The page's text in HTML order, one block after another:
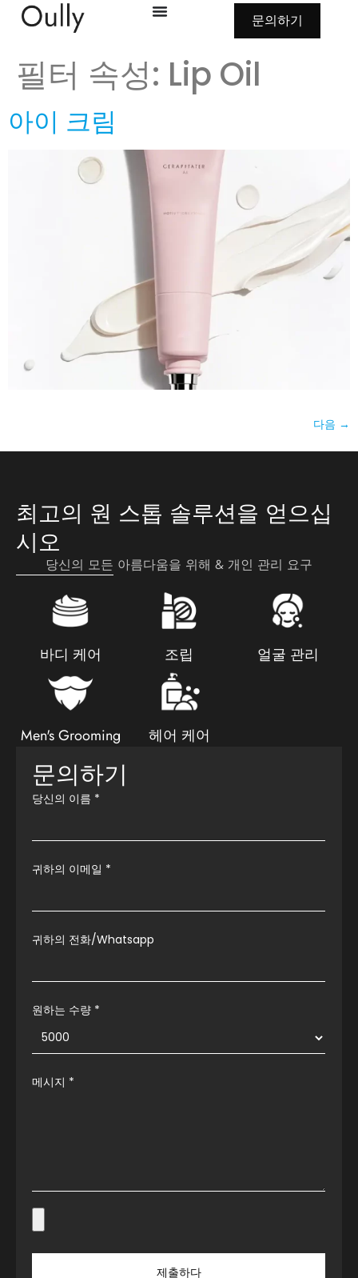
문의하기
필터 속성: Lip Oil
아이 크림
다음 →
최고의 원 스톱 솔루션을 얻으십
시오
당신의 모든 아름다움을 위해 & 개인 관리 요구
바디 케어 조립 얼굴 관리
Men's Grooming 헤어 케어
문의하기
당신의 이름 *
귀하의 이메일 *
귀하의 전화/Whatsapp
원하는 수량 *
메시지 *
제출하다